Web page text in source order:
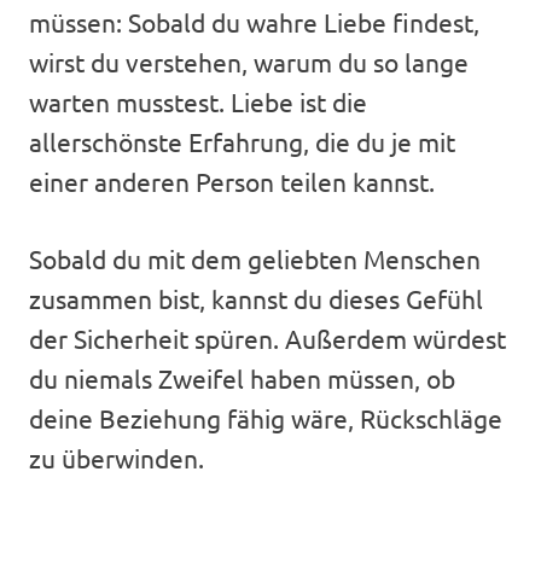
müssen: Sobald du wahre Liebe findest,
wirst du verstehen, warum du so lange
warten musstest. Liebe ist die
allerschönste Erfahrung, die du je mit
einer anderen Person teilen kannst.
Sobald du mit dem geliebten Menschen
zusammen bist, kannst du dieses Gefühl
der Sicherheit spüren. Außerdem würdest
du niemals Zweifel haben müssen, ob
deine Beziehung fähig wäre, Rückschläge
zu überwinden.